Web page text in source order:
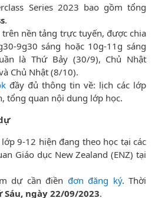
Series 2023 bao gồm tổng
.
trên nền tảng trực tuyến, được chia
9g30 sáng hoặc 10g-11g sáng
là Thứ Bảy (30/9), Chủ Nhật
Chủ Nhật (8/10).
đầy đủ thông tin về: lịch các lớp
tổng quan nội dung lớp học.
9-12 hiện đang theo học tại các
Giáo dục New Zealand (ENZ) tại
dự cần điền đơn đăng ký. Thời
ngày 22/09/2023.